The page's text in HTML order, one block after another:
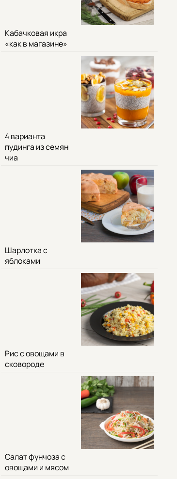
Кабачковая икра
«как в магазине»
4 варианта
пудинга из семян
чиа
Шарлотка с
яблоками
Рис с овощами в
сковороде
Салат фунчоза с
овощами и мясом